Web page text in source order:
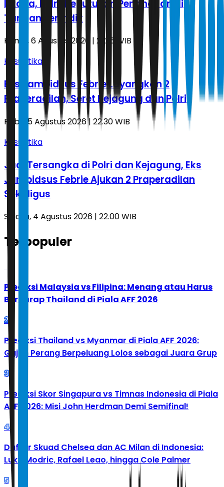
Istana, Polri: Keputusan Penahanan di
Tangan Penyidik
Kamis, 6 Agustus 2026 | 21.26 WIB
Kasuistika
Eks Jampidsus Febrie Layangkan 2
Praperadilan, Seret Kejagung dan Polri
Rabu, 5 Agustus 2026 | 22.30 WIB
Kasuistika
Jadi Tersangka di Polri dan Kejagung, Eks
Jampidsus Febrie Ajukan 2 Praperadilan
Sekaligus
Selasa, 4 Agustus 2026 | 22.00 WIB
Terpopuler
Prediksi Malaysia vs Filipina: Menang atau Harus
Berharap Thailand di Piala AFF 2026
2
Prediksi Thailand vs Myanmar di Piala AFF 2026:
Gajah Perang Berpeluang Lolos sebagai Juara Grup
3
Prediksi Skor Singapura vs Timnas Indonesia di Piala
AFF 2026: Misi John Herdman Demi Semifinal!
4
Daftar Skuad Chelsea dan AC Milan di Indonesia:
Luka Modric, Rafael Leao, hingga Cole Palmer
5